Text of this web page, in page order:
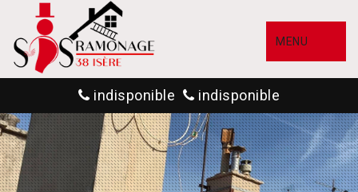
MENU
indisponible indisponible